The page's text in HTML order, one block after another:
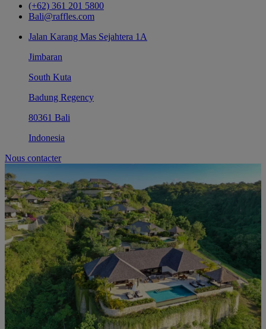
(+62) 361 201 5800
Bali@raffles.com
Jalan Karang Mas Sejahtera 1A
Jimbaran
South Kuta
Badung Regency
80361 Bali
Indonesia
Nous contacter